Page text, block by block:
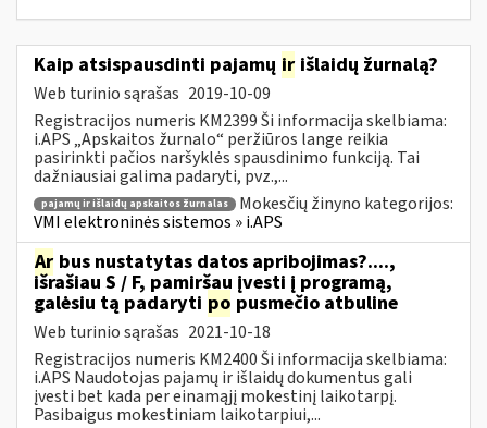
Kaip atsispausdinti pajamų ir išlaidų žurnalą?
Web turinio sąrašas 2019-10-09
Registracijos numeris KM2399 Ši informacija skelbiama:
i.APS „Apskaitos žurnalo“ peržiūros lange reikia
pasirinkti pačios naršyklės spausdinimo funkciją. Tai
dažniausiai galima padaryti, pvz.,...
pajamų ir išlaidų apskaitos žurnalas
Mokesčių žinyno kategorijos:
VMI elektroninės sistemos » i.APS
Ar bus nustatytas datos apribojimas?....,
išrašiau S / F, pamiršau įvesti į programą,
galėsiu tą padaryti po pusmečio atbuline
Web turinio sąrašas 2021-10-18
Registracijos numeris KM2400 Ši informacija skelbiama:
i.APS Naudotojas pajamų ir išlaidų dokumentus gali
įvesti bet kada per einamąjį mokestinį laikotarpį.
Pasibaigus mokestiniam laikotarpiui,...